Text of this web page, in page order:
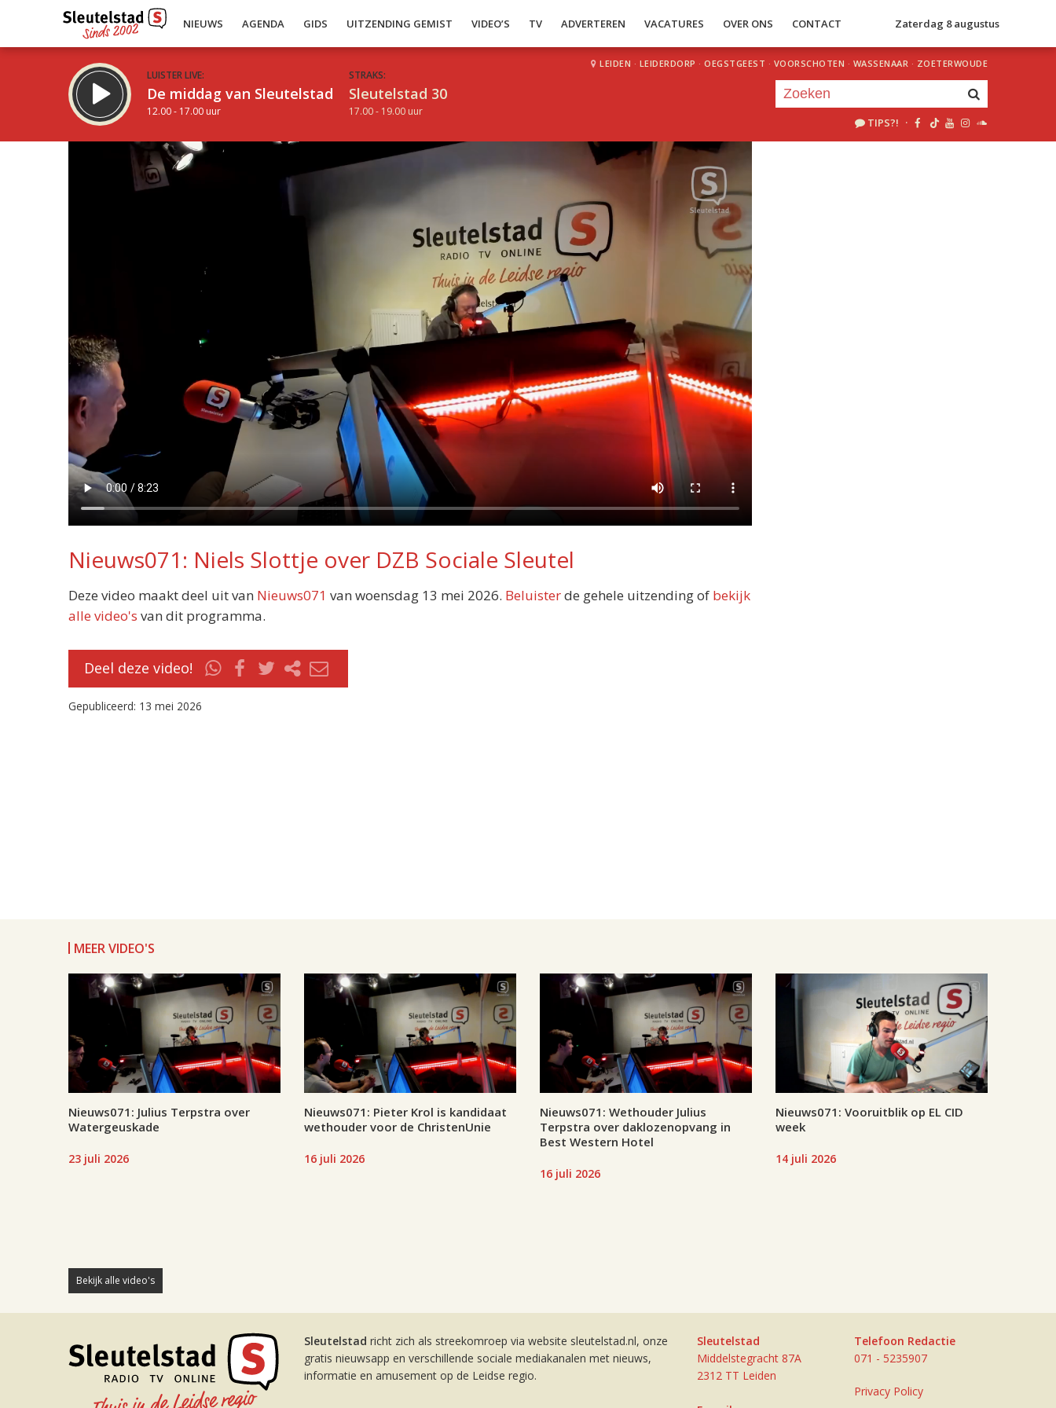
NIEUWS AGENDA GIDS UITZENDING GEMIST VIDEO’S TV ADVERTEREN VACATURES OVER ONS CONTACT Zaterdag 8 augustus
LUISTER LIVE:
De middag van Sleutelstad
12.00 - 17.00 uur
STRAKS:
Sleutelstad 30
17.00 - 19.00 uur
LEIDEN · LEIDERDORP · OEGSTGEEST · VOORSCHOTEN · WASSENAAR · ZOETERWOUDE
TIPS?! ·
Nieuws071: Niels Slottje over DZB Sociale Sleutel
Deze video maakt deel uit van Nieuws071 van woensdag 13 mei 2026. Beluisterde gehele uitzending of bekijk
alle video's van dit programma.
Deel deze video!
Gepubliceerd: 13 mei 2026
MEER VIDEO'S
Nieuws071: Julius Terpstra over
Watergeuskade
23 juli 2026
Nieuws071: Pieter Krol is kandidaat
wethouder voor de ChristenUnie
16 juli 2026
Nieuws071: Wethouder Julius
Terpstra over daklozenopvang in
Best Western Hotel
16 juli 2026
Nieuws071: Vooruitblik op EL CID
week
14 juli 2026
Bekijk alle video's
Sleutelstad richt zich als streekomroep via website sleutelstad.nl, onze
gratis nieuwsapp en verschillende sociale mediakanalen met nieuws,
informatie en amusement op de Leidse regio.
Sleutelstad
Middelstegracht 87A
2312 TT Leiden
Telefoon Redactie
071 - 5235907
Privacy Policy